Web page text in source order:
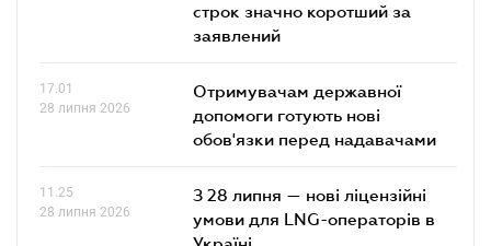
строк значно коротший за
заявлений
17.01
28 липня 2026
Отримувачам державної
допомоги готують нові
обов'язки перед надавачами
11.25
28 липня 2026
З 28 липня — нові ліцензійні
умови для LNG-операторів в